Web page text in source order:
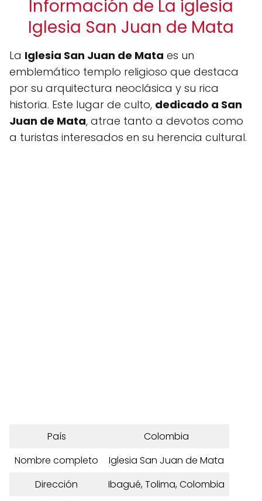
Información de La iglesia
Iglesia San Juan de Mata
La Iglesia San Juan de Mata es un
emblemático templo religioso que destaca
por su arquitectura neoclásica y su rica
historia. Este lugar de culto, dedicado a San
Juan de Mata, atrae tanto a devotos como
a turistas interesados en su herencia cultural.
País
Colombia
Nombre completo
Iglesia San Juan de Mata
Dirección
Ibagué, Tolima, Colombia